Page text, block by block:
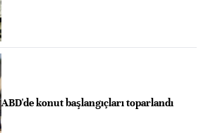
ABD'de konut başlangıçları toparlandı